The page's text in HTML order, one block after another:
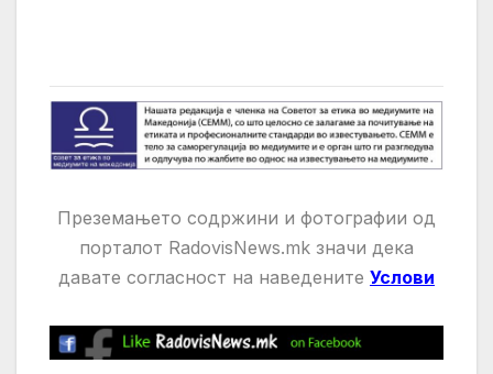
Преземањето содржини и фотографии од
порталот RadovisNews.mk значи дека
давате согласност на нaведените Услови